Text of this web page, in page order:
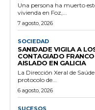
Una persona ha muerto
vivienda en Foz,...
7 agosto, 2026
SOCIEDAD
SANIDADE VIGILA A
CONTAGIADO
AISLADO EN GALICIA
La Dirección Xeral de
protocolo de...
6 agosto, 2026
SUCESOS